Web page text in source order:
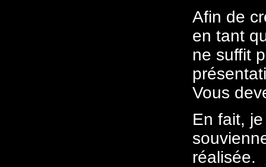
Afin de
en tant
ne suffit
Vous
En fait,
réalisée.